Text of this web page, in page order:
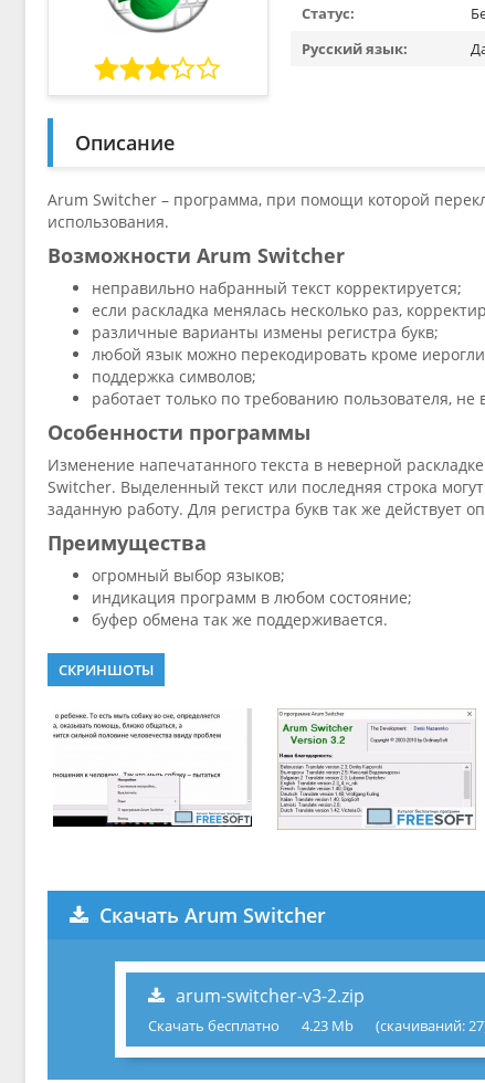
Статус:
Русский язык:
Описание
Arum Switcher – программа, при помощи которой
использования.
Возможности Arum Switcher
неправильно набранный текст корректируется;
если раскладка менялась несколько раз,
различные варианты измены регистра букв;
любой язык можно перекодировать кроме
поддержка символов;
работает только по требованию пользователя, не
Особенности программы
Изменение напечатанного текста в неверной
Switcher. Выделенный текст или последняя строка
заданную работу. Для регистра букв так же действует
Преимущества
огромный выбор языков;
индикация программ в любом состояние;
буфер обмена так же поддерживается.
СКРИНШОТЫ
Скачать Arum Switcher
arum-switcher-v3-2.zip
Скачать бесплатно 4.23 Mb (cкачиваний: